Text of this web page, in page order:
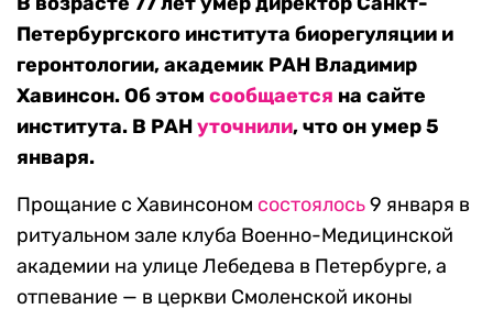
Петербургского института биорегуляции и
геронтологии, академик РАН Владимир
Хавинсон.Об этом сообщается на сайте
института. В РАНуточнили, что он умер 5
января.
Прощание с Хавинсоном состоялось9 января в
ритуальном зале клуба Военно-Медицинской
академии на улице Лебедева в Петербурге, а
отпевание — в церкви Смоленской иконы